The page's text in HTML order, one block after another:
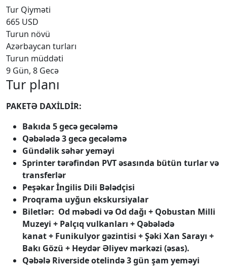
Tur Qiyməti
665 USD
Turun növü
Azərbaycan turları
Turun müddəti
9 Gün, 8 Gecə
Tur planı
PAKETƏ DAXİLDİR:
Bakıda 5 gecə gecələmə
Qəbələdə 3 gecə gecələmə
Gündəlik səhər yeməyi
Sprinter tərəfindən PVT əsasında bütün turlar və
transferlər
Peşəkar İngilis Dili Bələdçisi
Proqrama uyğun ekskursiyalar
Biletlər: Od məbədi və Od dağı + Qobustan Milli
Muzeyi + Palçıq vulkanları + Qəbələdə
kanat + Funikulyor gəzintisi + Şəki Xan Sarayı +
Bakı Gözü + Heydər Əliyev mərkəzi (əsas).
Qəbələ Riverside otelində 3 gün şam yeməyi